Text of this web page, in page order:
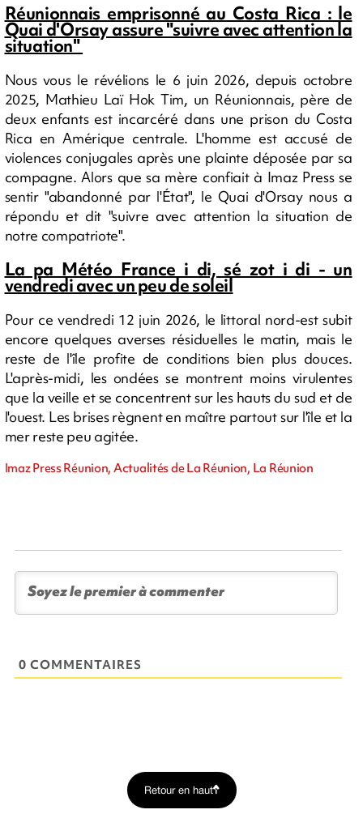
Réunionnais emprisonné au Costa Rica : le
Quai d'Orsay assure "suivre avec attention la
situation"
Nous vous le révélions le 6 juin 2026, depuis octobre
2025, Mathieu Laï Hok Tim, un Réunionnais, père de
deux enfants est incarcéré dans une prison du Costa
Rica en Amérique centrale. L'homme est accusé de
violences conjugales après une plainte déposée par sa
compagne. Alors que sa mère confiait à Imaz Press se
sentir "abandonné par l'État", le Quai d'Orsay nous a
répondu et dit "suivre avec attention la situation de
notre compatriote".
La pa Météo France i di, sé zot i di - un
vendredi avec un peu de soleil
Pour ce vendredi 12 juin 2026, le littoral nord-est subit
encore quelques averses résiduelles le matin, mais le
reste de l'île profite de conditions bien plus douces.
L'après-midi, les ondées se montrent moins virulentes
que la veille et se concentrent sur les hauts du sud et de
l'ouest. Les brises règnent en maître partout sur l'île et la
mer reste peu agitée.
Imaz Press Réunion, Actualités de La Réunion, La Réunion
0 COMMENTAIRES
Retour en haut